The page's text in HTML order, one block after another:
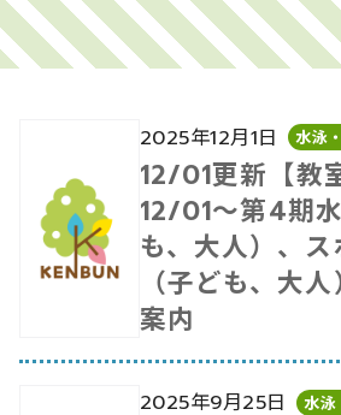
へ
移
12/01更新【教
12/01～第4期
も、大人）、
（子ども、大
案内
2025年12月1日 水泳
2025年9月25日 水泳